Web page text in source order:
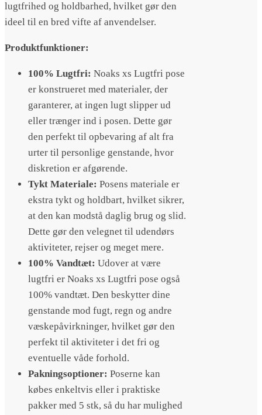
lugtfrihed og holdbarhed, hvilket gør den
ideel til en bred vifte af anvendelser.
Produktfunktioner:
100% Lugtfri: Noaks xs Lugtfri pose
er konstrueret med materialer, der
garanterer, at ingen lugt slipper ud
eller trænger ind i posen. Dette gør
den perfekt til opbevaring af alt fra
urter til personlige genstande, hvor
diskretion er afgørende.
Tykt Materiale: Posens materiale er
ekstra tykt og holdbart, hvilket sikrer,
at den kan modstå daglig brug og slid.
Dette gør den velegnet til udendørs
aktiviteter, rejser og meget mere.
100% Vandtæt: Udover at være
lugtfri er Noaks xs Lugtfri pose også
100% vandtæt. Den beskytter dine
genstande mod fugt, regn og andre
væskepåvirkninger, hvilket gør den
perfekt til aktiviteter i det fri og
eventuelle våde forhold.
Pakningsoptioner: Poserne kan
købes enkeltvis eller i praktiske
pakker med 5 stk, så du har mulighed